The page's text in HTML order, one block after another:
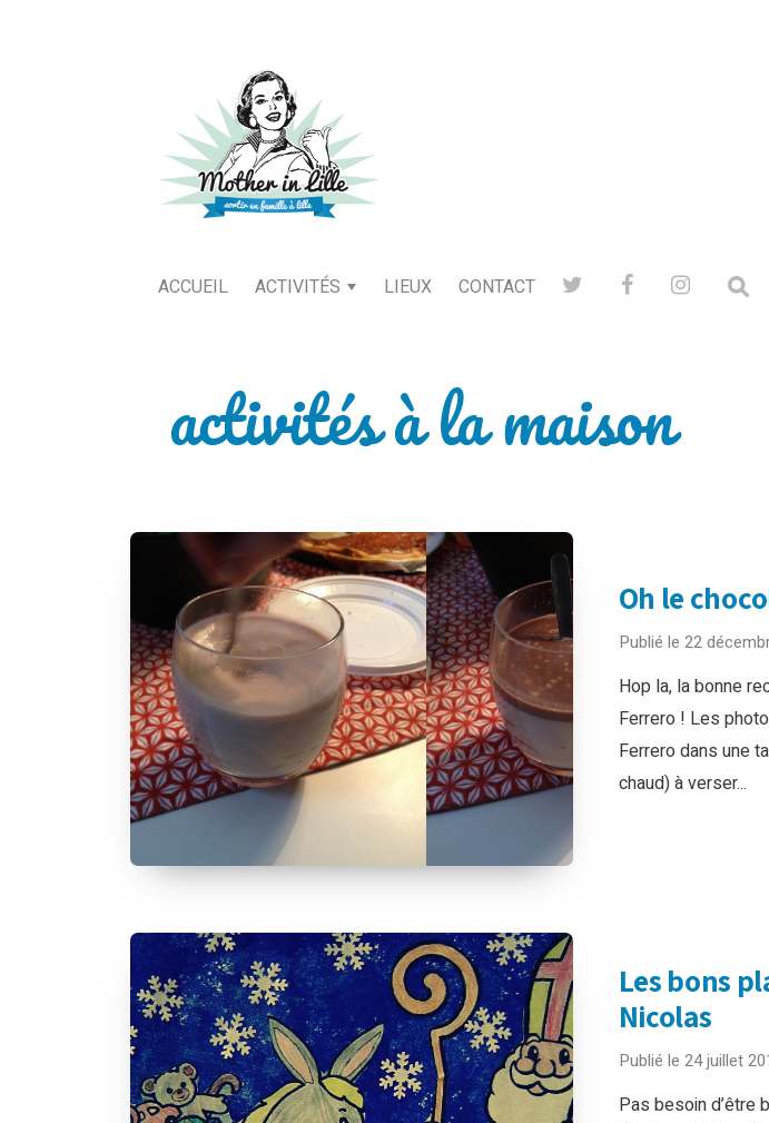
ACCUEIL ACTIVITÉS LIEUX CONTACT
activités à la maison
Oh le
Publié le 22
Hop la, la bonne
Ferrero ! Les
Ferrero dans une
chaud) à verser...
Les bons
Nicolas
Publié le 24 juillet
Pas besoin d’être